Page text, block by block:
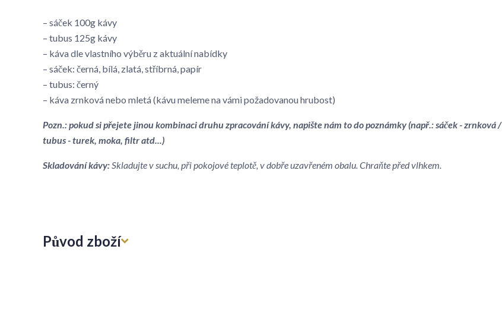
– sáček 100g kávy
– tubus 125g kávy
– káva dle vlastního výběru z aktuální nabídky
– sáček: černá, bílá, zlatá, stříbrná, papír
– tubus: černý
– káva zrnková nebo mletá (kávu meleme na vámi požadovanou hrubost)
Pozn.: pokud si přejete jinou kombinaci druhu zpracování kávy, napište nám to do poznámky (např.: sáček - zrnková /
tubus - turek, moka, filtr atd...)
Skladování kávy:Skladujte v suchu, při pokojové teplotě, v dobře uzavřeném obalu. Chraňte před vlhkem.
Původ zboží